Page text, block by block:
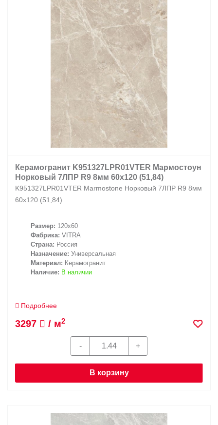
Керамогранит K951327LPR01VTER Мармостоун
Норковый 7ЛПР R9 8мм 60x120 (51,84)
K951327LPR01VTER Marmostone Норковый 7ЛПР R9 8мм
60x120 (51,84)
Размер: 120x60
Фабрика: VITRA
Страна: Россия
Назначение: Универсальная
Материал: Керамогранит
Наличие: В наличии
Подробнее
3297 / м2
В корзину